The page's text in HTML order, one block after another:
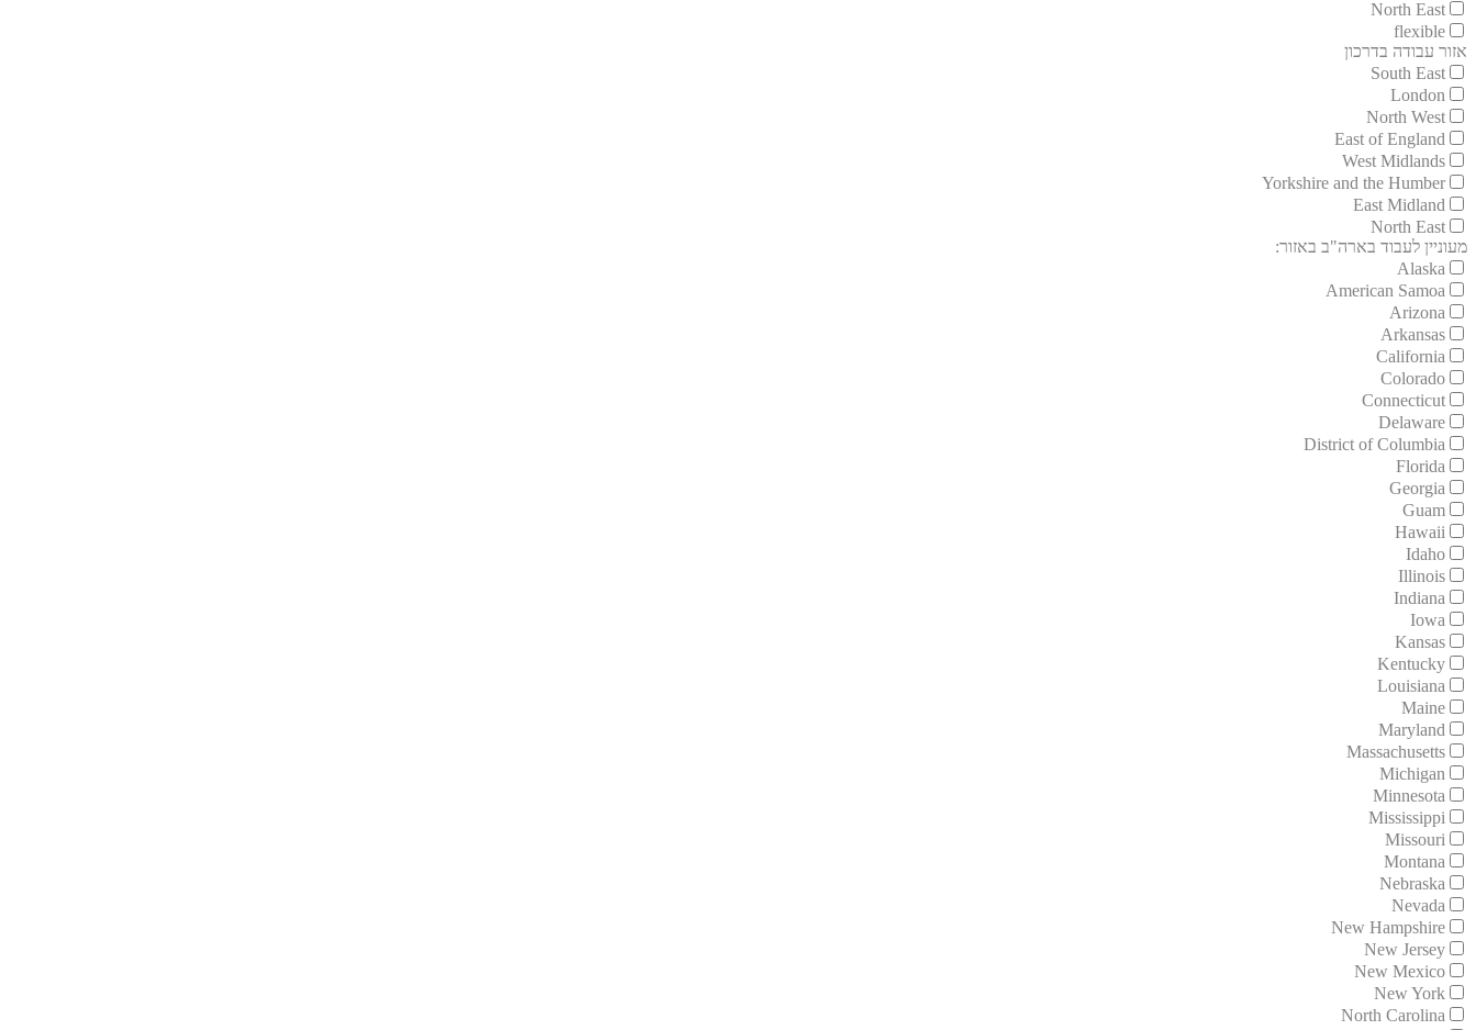
North East
flexible
אזור עבודה בדרכון
South East
London
North West
East of England
West Midlands
Yorkshire and the Humber
East Midland
North East
מעוניין לעבוד בארה"ב באזור:
Alaska
American Samoa
Arizona
Arkansas
California
Colorado
Connecticut
Delaware
District of Columbia
Florida
Georgia
Guam
Hawaii
Idaho
Illinois
Indiana
Iowa
Kansas
Kentucky
Louisiana
Maine
Maryland
Massachusetts
Michigan
Minnesota
Mississippi
Missouri
Montana
Nebraska
Nevada
New Hampshire
New Jersey
New Mexico
New York
North Carolina